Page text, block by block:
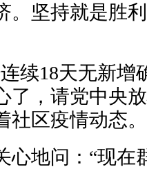
。坚持就是胜
18天无新增
了，请党中央
区疫情动态。
地问：“现在